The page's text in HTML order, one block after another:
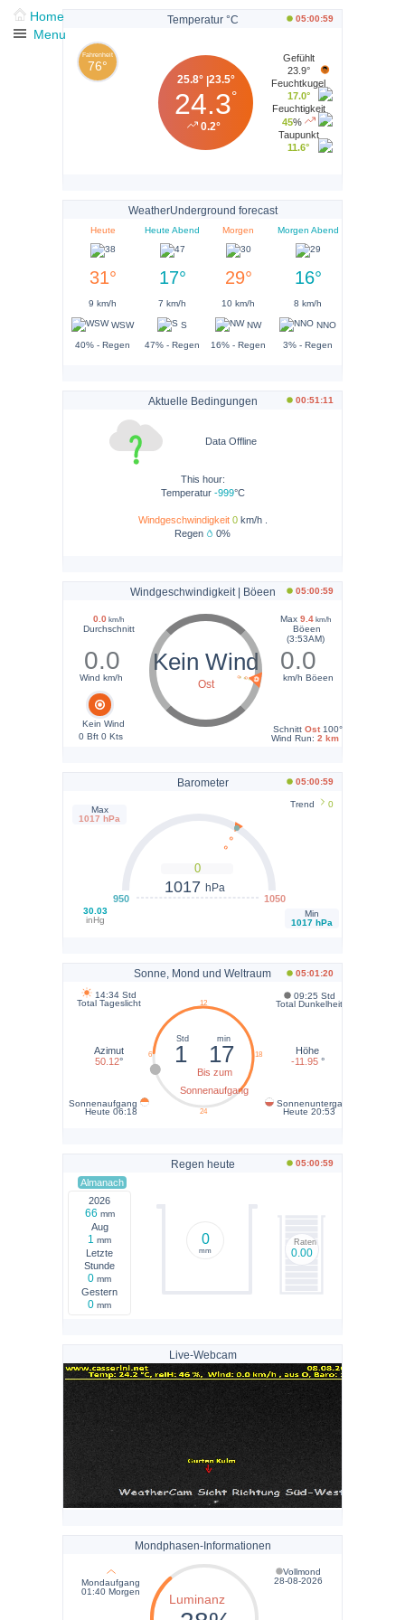
Temperatur °C 05:00:59
24.3°
25.8° 23.5°
0.2°
Gefühlt
23.9°
Feuchtkugel
17.0°
Feuchtigkeit
45%
Taupunkt
11.6°
Fahrenheit
76°
WeatherUnderground forecast
Heute Heute Abend Morgen Morgen Abend
31° 17° 29° 16°
9 km/h 7 km/h 10 km/h 8 km/h
WSW S NW
NNO
40% - Regen
47% - Regen 16% - Regen 3% - Regen
Aktuelle Bedingungen 00:51:11
Data Offline
This hour:
Temperatur -999°C
Windgeschwindigkeit 0km/h .
Regen
0%
Windgeschwindigkeit | Böeen 05:00:59
SchnittOst 100°
Wind Run: 2 km
Kein Wind
0 Bft 0 Kts
0.0
Wind km/h
0.0
km/h Böeen
0.0 km/h
Durchschnitt
Max 9.4km/h
Böeen
(3:53AM)
Kein Wind
Ost
Barometer 05:00:59
Max
1017 hPa
Min
1017 hPa
Trend 0
30.03
inHg
0
1017 hPa
950 1050
Sonne, Mond und Weltraum 05:01:20
14:34Std
Total Tageslicht
09:25 Std
Total Dunkelheit
Sonnenaufgang
Heute 06:18
Sonnenuntergang
Heute 20:53
Std
1 17
Bis zum
Sonnenaufgang
min
Azimut
50.12°
Höhe
-11.95 °
Regen heute 05:00:59
Almanach
2026
66 mm
Aug
1 mm
Letzte
Stunde
0 mm
Gestern
0 mm
0
mm
Raten
0.00
Live-Webcam
Mondphasen-Informationen
Mondaufgang
01:40 Morgen
Luminanz
Vollmond
28-08-2026
Home
Menu